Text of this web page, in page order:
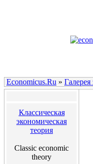
Economicus.Ru »
Классическая
экономическая
теория
Classic economic
theory